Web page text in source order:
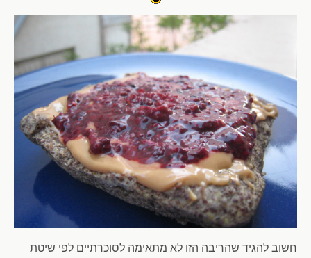
חשוב להגיד שהריבה הזו לא מתאימה לסוכרתיים לפי שיטת